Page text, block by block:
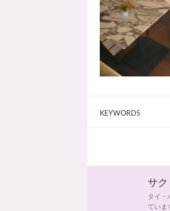
KEYWORDS
サク
タイ・
ていま